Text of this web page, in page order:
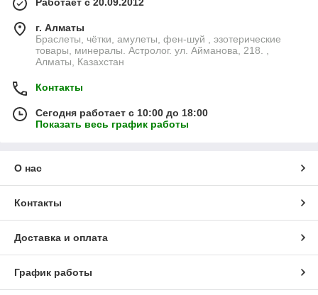
Работает с 20.09.2012
г. Алматы
Браслеты, чётки, амулеты, фен-шуй , эзотерические
товары, минералы. Астролог. ул. Айманова, 218. ,
Алматы, Казахстан
Контакты
Сегодня работает с 10:00 до 18:00
Показать весь график работы
О нас
Контакты
Доставка и оплата
График работы